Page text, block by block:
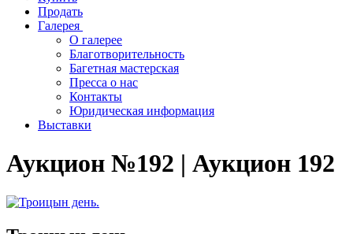
Продать
Галерея
О галерее
Благотворительность
Багетная мастерская
Пресса о нас
Контакты
Юридическая информация
Выставки
Аукцион №192 | Аукцион 192